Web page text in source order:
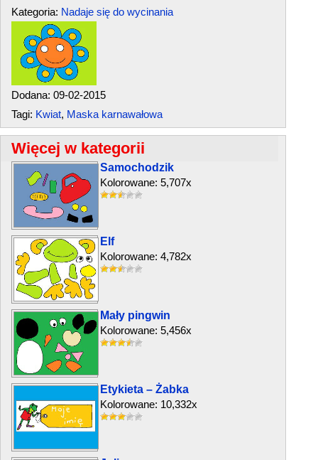
Kategoria: Nadaje się do wycinania
Dodana: 09-02-2015
Tagi: Kwiat, Maska karnawałowa
Więcej w kategorii
Samochodzik
Kolorowane: 5,707x
Elf
Kolorowane: 4,782x
Mały pingwin
Kolorowane: 5,456x
Etykieta – Żabka
Kolorowane: 10,332x